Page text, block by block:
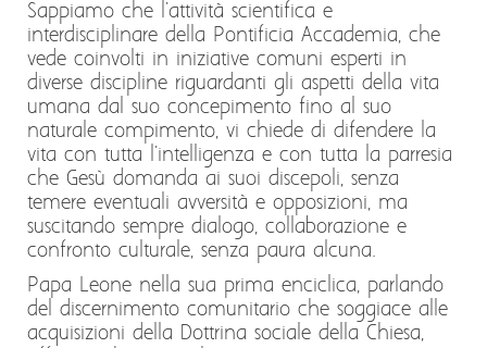
Sappiamo che l'attività scientifica e
interdisciplinare della Pontificia Accademia, che
vede coinvolti in iniziative comuni esperti in
diverse discipline riguardanti gli aspetti della vita
umana dal suo concepimento fino al suo
naturale compimento, vi chiede di difendere la
vita con tutta l'intelligenza e con tutta la parresia
che Gesù domanda ai suoi discepoli, senza
temere eventuali avversità e opposizioni, ma
suscitando sempre dialogo, collaborazione e
confronto culturale, senza paura alcuna.
Papa Leone nella sua prima enciclica, parlando
del discernimento comunitario che soggiace alle
acquisizioni della Dottrina sociale della Chiesa,